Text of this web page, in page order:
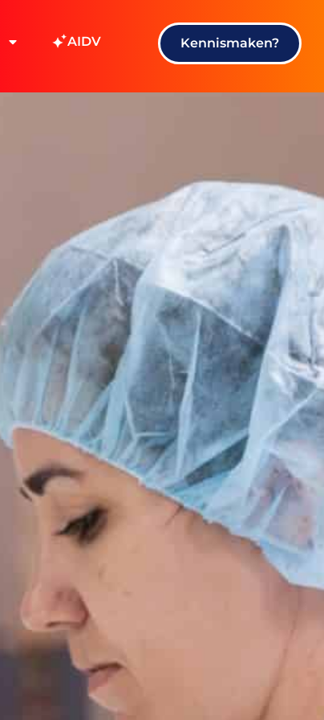
AIDV Kennismaken?